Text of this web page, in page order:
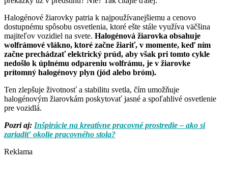
Halogénové žiarovky patria k najpoužívanejšiemu a cenovo
dostupnému spôsobu osvetlenia, ktoré ešte stále využíva väčšina
majiteľov vozidiel na svete. Halogénová žiarovka obsahuje
wolfrámové vlákno, ktoré začne žiariť, v momente, keď ním
začne prechádzať elektrický prúd, aby však pri tomto cykle
nedošlo k úplnému odpareniu wolfrámu, je v žiarovke
prítomný halogénovy plyn (jód alebo bróm).
Ten zlepšuje životnosť a stabilitu svetla, čím umožňuje
halogénovým žiarovkám poskytovať jasné a spoľahlivé osvetlenie
pre vozidlá.
Pozri aj: Inšpirácie na kreatívne pracovné prostredie – ako si
zariadiť okolie pracovného stola?
Reklama